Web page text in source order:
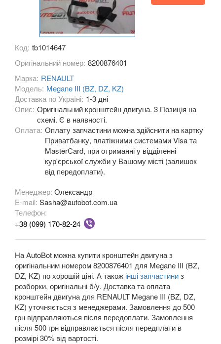
Grand Espace IV (JK0)
Kadjar
Kangoo II (FW, KW)
Koleos I (HY0)
Koleos II
Laguna II (BG, KG)
Laguna III (BT, DT, KT)
Latitude (L7)
Megane II (BM, CM, KM, LM, EM)
Megane III (BZ, DZ, KZ)
Modus (JP0)
Grand Modus (JP0)
Sandero II Stepway (B8)
Grand Scenic II (JM)
Код: tb1014647
Оригінальний номер: 8200876401
Марка: RENAULT
Модель: Megane III (BZ, DZ, KZ)
Доставка по Україні: 1-3 дні
Опис: Оригінальний кронштейн двигуна. 3 Позиція на
схемі. Є в наявності.
Оплата: Оплату запчастини можна здійснити на картку
Приватбанку, платіжними системами Visa та
MasterCard, при отриманні у відділенні
кур'єрської служби у Вашому місті (залишок
від передоплати).
Менеджер: Олександр
E-mail: Sasha@autobot.com.ua
Телефон:
+38 (099) 170-82-24
На AutoBot можна купити кронштейн двигуна з
оригінальним номером 8200876401 для Megane III (BZ,
DZ, KZ) по хорошій ціні. А також інші запчастиниз
розборки, оригінальні б/у. Доставка та оплата
кронштейн двигуна для RENAULT Megane III (BZ, DZ,
KZ) уточняється з менеджерами. Замовлення до 500
грн відправляються після передоплати. Замовлення
після 500 грн відправлається після передплати в
розмірі 30% від вартості.